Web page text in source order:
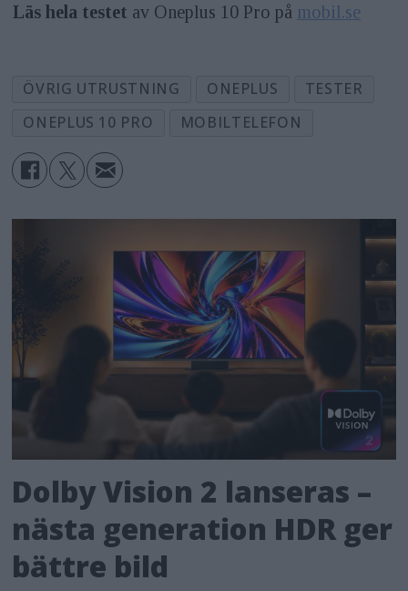
Läs hela testet av Oneplus 10 Pro på mobil.se
ÖVRIG UTRUSTNING ONEPLUS
TESTER
ONEPLUS 10 PRO
MOBILTELEFON
Dolby Vision 2 lanseras –
nästa generation HDR ger
bättre bild